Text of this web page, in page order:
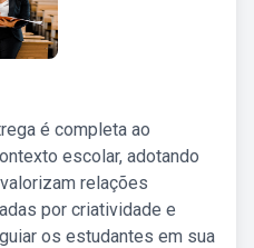
é completa ao
escolar, adotando
relações
por criatividade e
os estudantes em sua